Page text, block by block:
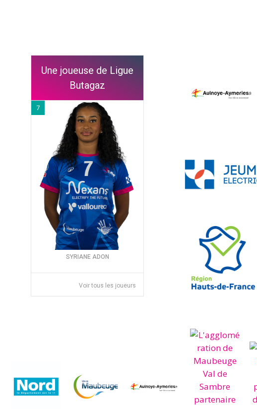
Une joueuse de Ligue
Butagaz
7
SYRIANE ADON
Voir tous les joueurs